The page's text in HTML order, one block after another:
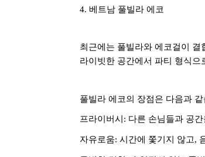
4. 베트남 풀빌라 에코
최근에는 풀빌라와 에코걸이
라이빗한 공간에서 파티 형식으
풀빌라 에코의 장점은 다음과
프라이버시 : 다른 손님들과 공
자유로움: 시간에 쫓기지 않고,